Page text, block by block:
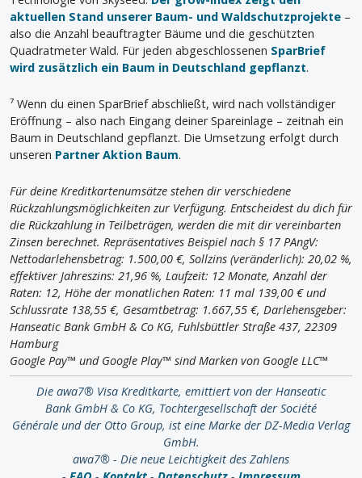
aktuellen Stand unserer Baum- und Waldschutzprojekte –
also die Anzahl beauftragter Bäume und die geschützten
Quadratmeter Wald. Für jeden abgeschlossenen SparBrief
wird zusätzlich ein Baum in Deutschland gepflanzt.
⁷ Wenn du einen SparBrief abschließt, wird nach vollständiger
Eröffnung – also nach Eingang deiner Spareinlage – zeitnah ein
Baum in Deutschland gepflanzt. Die Umsetzung erfolgt durch
unseren Partner Aktion Baum.
Für deine Kreditkartenumsätze stehen dir verschiedene
Rückzahlungsmöglichkeiten zur Verfügung. Entscheidest du dich für
die Rückzahlung in Teilbeträgen, werden die mit dir vereinbarten
Zinsen berechnet. Repräsentatives Beispiel nach § 17 PAngV:
Nettodarlehensbetrag: 1.500,00 €, Sollzins (veränderlich): 20,02 %,
effektiver Jahreszins: 21,96 %, Laufzeit: 12 Monate, Anzahl der
Raten: 12, Höhe der monatlichen Raten: 11 mal 139,00 € und
Schlussrate 138,55 €, Gesamtbetrag: 1.667,55 €, Darlehensgeber:
Hanseatic Bank GmbH & Co KG, Fuhlsbüttler Straße 437, 22309
Hamburg
Google Pay™ und Google Play™ sind Marken von Google LLC™
Die awa7® Visa Kreditkarte, emittiert von der Hanseatic
Bank GmbH & Co KG, Tochtergesellschaft der Société
Générale und der Otto Group, ist eine Marke der DZ-Media Verlag
GmbH.
awa7® - Die neue Leichtigkeit des Zahlens